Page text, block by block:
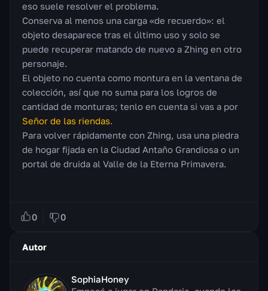
eso suele resolver el problema.
Conserva al menos una carga «de recuerdo»: el
objeto desaparece tras el último uso y solo se
puede recuperar matando de nuevo a Zhing en otro
personaje.
El objeto no cuenta como montura en la ventana de
colección, así que no suma para los logros de
cantidad de monturas; tenlo en cuenta si vas a por
Señor de las riendas.
Para volver rápidamente con Zhing, usa una piedra
de hogar fijada en la Ciudad Antaño Grandiosa o un
portal de druida al Valle de la Eterna Primavera.
0 0
Autor
SophiaHoney